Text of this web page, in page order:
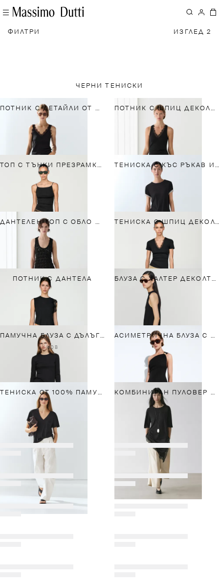
ФИЛТРИ ИЗГЛЕД 2
ЧЕРНИ ТЕНИСКИ
ПОТНИК С ДЕТАЙЛИ ОТ ДАНТЕЛА ПОТНИК С ШПИЦ ДЕКОЛТЕ И ДАНТЕЛА
ТОП С ТЪНКИ ПРЕЗРАМКИ И ПРИМЕС НА ПАМУК ТЕНИСКА С КЪС РЪКАВ И ДВОЕН ЕФЕКТ
ДАНТЕЛЕН ТОП С ОБЛО ДЕКОЛТЕ ТЕНИСКА С ШПИЦ ДЕКОЛТЕ И ДАНТЕЛА
ПОТНИК С ДАНТЕЛА БЛУЗА С ХАЛТЕР ДЕКОЛТЕ И ДАНТЕЛА
ПАМУЧНА БЛУЗА С ДЪЛЪГ РЪКАВ
НОВ
АСИМЕТРИЧНА БЛУЗА С МЕТАЛЕН ДЕТАЙЛ
ТЕНИСКА ОТ 100% ПАМУК С ШПИЦ ДЕКОЛТЕ КОМБИНИРАН ПУЛОВЕР С ДАНТЕЛА